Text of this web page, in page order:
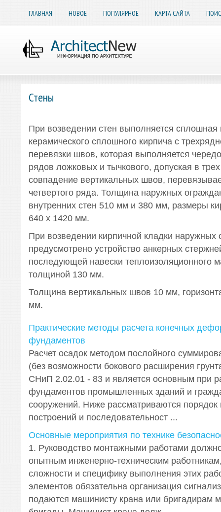
ГЛАВНАЯ НОВОЕ ПОПУЛЯРНОЕ КАРТА САЙТА
Стены
При возведении стен выполняется сплошная
керамического сплошного кирпича с
перевязки швов, которая выполняется
рядов ложковых и тычкового, допуская в
совпадение вертикальных швов,
четвертого ряда. Толщина наружных
внутренних стен 510 мм и 380 мм, размеры
640 х 1420 мм.
При возведении кирпичной кладки наружных
предусмотрено устройство анкерных
последующей навески теплоизоляционного
толщиной 130 мм.
Толщина вертикальных швов 10 мм,
мм.
Практические методы расчета конечных
фундаментов
Расчет осадок методом послойного
(без возможности бокового расширения
СНиП 2.02.01 - 83 и является основным при
фундаментов промышленных зданий и
сооружений. Ниже рассматриваются порядок
построений и последовательност ...
Основные мероприятия по технике
1. Руководство монтажными работами
опытным инженерно-техническим
сложности и специфику выполнения этих
элементов обязательна организация
подаются машинисту крана или бригадирам